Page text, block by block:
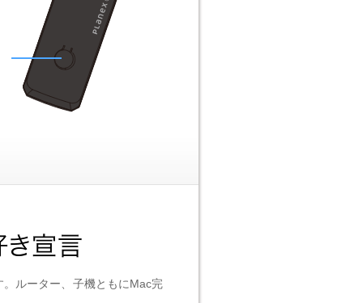
ルーター、子機ともにMac完